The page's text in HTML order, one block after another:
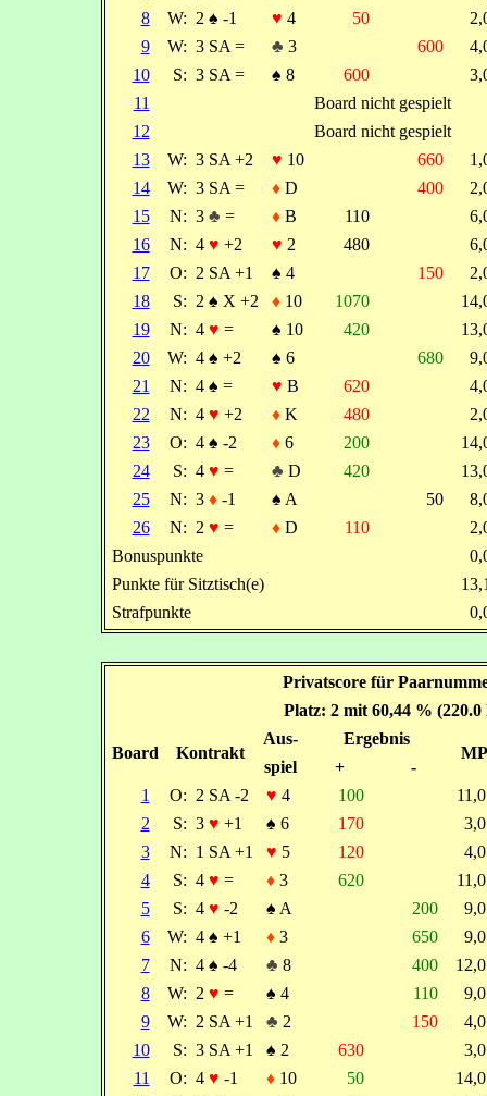
8
W: 2 ♠ -1 ♥ 4 50
9
W: 3 SA = ♣ 3 600
10
S: 3 SA = ♠ 8 600
11
Board nicht gespielt
12
Board nicht gespielt
13
W: 3 SA +2 ♥ 10 660
14
W: 3 SA = ♦D 400
15
N: 3 ♣ = ♦B 110
16
N: 4 ♥ +2 ♥ 2 480
17
O: 2 SA +1 ♠ 4 150
18
S: 2 ♠ X +2 ♦10 1070
19
N: 4 ♥ = ♠ 10 420
20
W: 4 ♠ +2 ♠ 6 680
21
N: 4 ♠ = ♥ B 620
22
N: 4 ♥ +2 ♦K 480
23
O: 4 ♠ -2 ♦6 200
24
S: 4 ♥ = ♣ D 420
25
N: 3 ♦-1 ♠ A 50
26
N: 2 ♥ = ♦D 110
Bonuspunkte
Punkte für Sitztisch(e)
Strafpunkte
Privatscore für
Platz: 2 mit 60,44 %
Board Kontrakt
Aus- Ergebnis
MP
spiel +
-
1
O: 2 SA -2 ♥ 4 100
2
S: 3 ♥ +1 ♠ 6 170
3
N: 1 SA +1 ♥ 5 120
4
S: 4 ♥ = ♦3 620
5
S: 4 ♥ -2 ♠ A 200
6
W: 4 ♠ +1 ♦3 650
7
N: 4 ♠ -4 ♣ 8 400
8
W: 2 ♥ = ♠ 4 110
9
W: 2 SA +1 ♣ 2 150
10
S: 3 SA +1 ♠ 2 630
11
O: 4 ♥ -1 ♦10 50